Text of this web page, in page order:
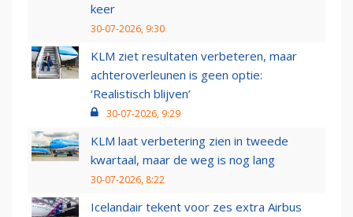
keer
30-07-2026, 9:30
KLM ziet resultaten verbeteren, maar
achteroverleunen is geen optie:
‘Realistisch blijven’
30-07-2026, 9:29
KLM laat verbetering zien in tweede
kwartaal, maar de weg is nog lang
30-07-2026, 8:22
Icelandair tekent voor zes extra Airbus